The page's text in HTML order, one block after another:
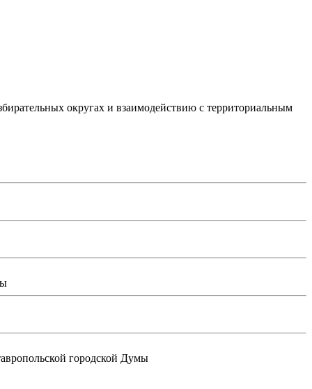
округах и взаимодействию с территориальным
городской Думы